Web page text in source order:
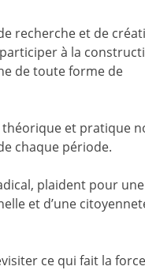
recherche et de
à la
de toute forme de
théorique et pratique
chaque période.
plaident pour une
et d’une
ce qui fait la